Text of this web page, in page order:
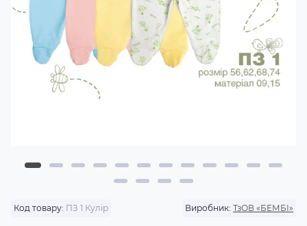
Код товару: ПЗ 1 Кулір Виробник: ТзОВ «БЕМБІ»